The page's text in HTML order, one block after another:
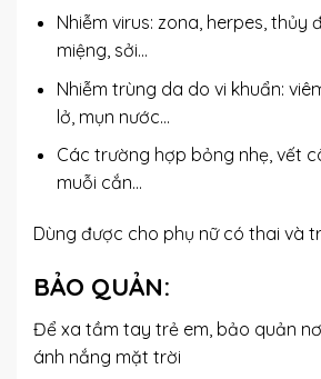
Nhiễm virus: zona, herpes, thủy
miệng, sởi…
Nhiễm trùng da do vi khuẩn:
lở, mụn nước…
Các trường hợp bỏng nhẹ, vết
muỗi cắn…
Dùng được cho phụ nữ có thai và
BẢO QUẢN:
Để xa tầm tay trẻ em, bảo quản
ánh nắng mặt trời